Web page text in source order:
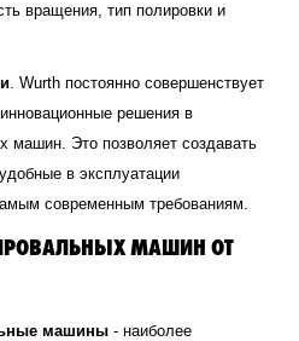
вращения, тип полировки и
. Wurth постоянно совершенствует
решения в
машин. Это позволяет создавать
в эксплуатации
современным требованиям.
МАШИН ОТ
машины - наиболее